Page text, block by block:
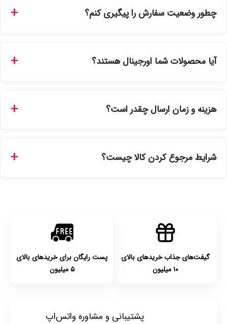
چطور وضعیت سفارش را پیگیری کنم؟
سفارشات در سایت، وضعیت لحظه‌ای مرسوله را مشاهده کنید.
آیا محصولات شما اورجینال هستند؟
نمایندگی‌های معتبر تهیه شده و دارای بچ‌کد قابل استعلام هستند.
هزینه و زمان ارسال چقدر است؟
انتخاب کنید و برای شهرستان‌ها بین یک الی ۳ روز کاری از طریق
شرایط مرجوع کردن کالا چیست؟
گیفت‌های جذاب خریدهای بالای
۱۰ میلیون
پست رایگان برای خریدهای بالای
۵ میلیون
پشتیبانی و مشاوره واتس‌اپ